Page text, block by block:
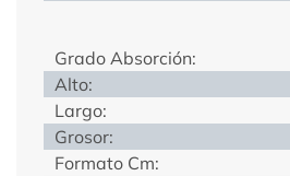
Grado Absorción:
Alto:
Largo:
Grosor:
Formato Cm: